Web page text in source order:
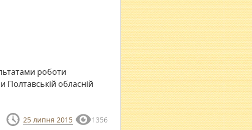
роботи
Полтавській обласній
25 липня 2015 1356